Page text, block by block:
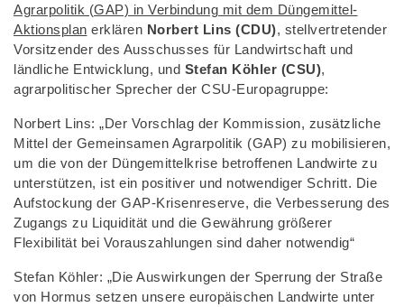
Agrarpolitik (GAP) in Verbindung mit dem Düngemittel-
Aktionsplan erklären Norbert Lins (CDU), stellvertretender
Vorsitzender des Ausschusses für Landwirtschaft und
ländliche Entwicklung, und Stefan Köhler (CSU),
agrarpolitischer Sprecher der CSU-Europagruppe:
Norbert Lins: „Der Vorschlag der Kommission, zusätzliche
Mittel der Gemeinsamen Agrarpolitik (GAP) zu mobilisieren,
um die von der Düngemittelkrise betroffenen Landwirte zu
unterstützen, ist ein positiver und notwendiger Schritt. Die
Aufstockung der GAP-Krisenreserve, die Verbesserung des
Zugangs zu Liquidität und die Gewährung größerer
Flexibilität bei Vorauszahlungen sind daher notwendig“
Stefan Köhler: „Die Auswirkungen der Sperrung der Straße
von Hormus setzen unsere europäischen Landwirte unter